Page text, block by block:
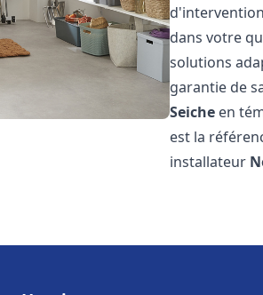
dans votre
solutions
garantie de
Seiche en
est la
installateur